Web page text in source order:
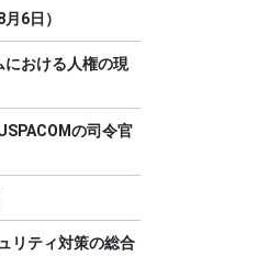
6日）
おける人権の現
の司令官
リティ対策の総合